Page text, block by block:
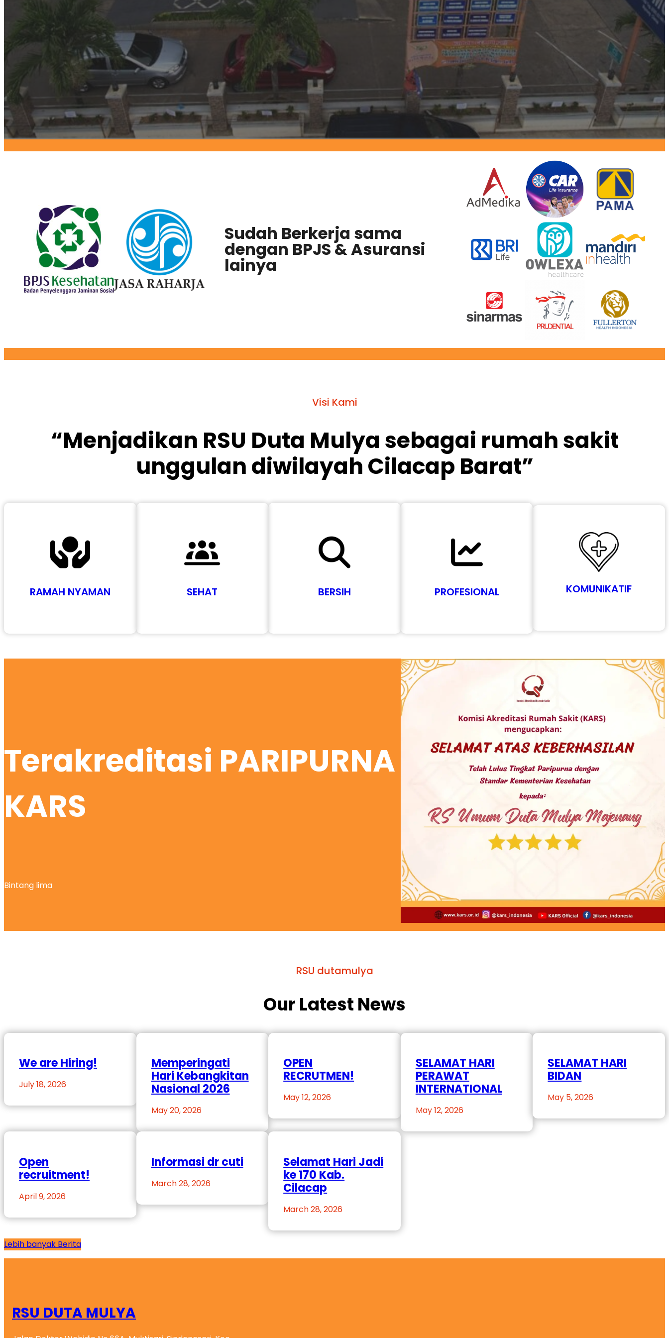
Sudah Berkerja sama
dengan BPJS & Asuransi
lainya
Visi Kami
“Menjadikan RSU Duta Mulya sebagai rumah sakit
unggulan diwilayah Cilacap Barat”
RAMAH NYAMAN SEHAT BERSIH PROFESIONAL KOMUNIKATIF
Terakreditasi PARIPURNA
KARS
Bintang lima
RSU dutamulya
Our Latest News
We are Hiring!
July 18, 2026
Memperingati
Hari Kebangkitan
Nasional 2026
May 20, 2026
OPEN
RECRUTMEN!
May 12, 2026
SELAMAT HARI
PERAWAT
INTERNATIONAL
May 12, 2026
SELAMAT HARI
BIDAN
May 5, 2026
Open
recruitment!
April 9, 2026
Informasi dr cuti
March 28, 2026
Selamat Hari Jadi
ke 170 Kab.
Cilacap
March 28, 2026
Lebih banyak Berita
RSU DUTA MULYA